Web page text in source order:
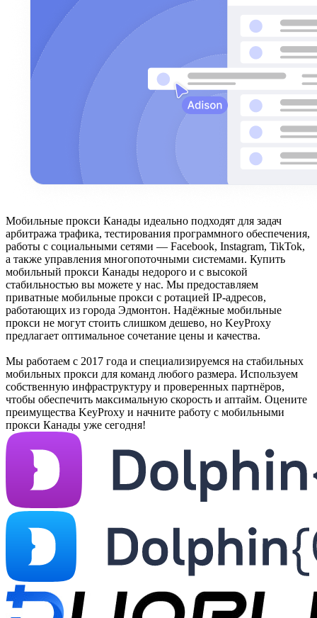
Мобильные прокси Канады идеально подходят для задач
арбитража трафика, тестирования программного обеспечения,
работы с социальными сетями — Facebook, Instagram, TikTok,
а также управления многопоточными системами. Купить
мобильный прокси Канады недорого и с высокой
стабильностью вы можете у нас. Мы предоставляем
приватные мобильные прокси с ротацией IP-адресов,
работающих из города Эдмонтон. Надёжные мобильные
прокси не могут стоить слишком дешево, но KeyProxy
предлагает оптимальное сочетание цены и качества.
Мы работаем с 2017 года и специализируемся на стабильных
мобильных прокси для команд любого размера. Используем
собственную инфраструктуру и проверенных партнёров,
чтобы обеспечить максимальную скорость и аптайм. Оцените
преимущества KeyProxy и начните работу с мобильными
прокси Канады уже сегодня!